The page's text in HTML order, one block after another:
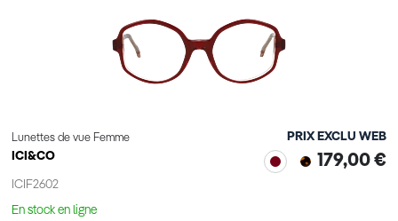
Lunettes de vue Femme
ICI&CO
ICIF2602
PRIX EXCLU WEB
179,00 €
En stock en ligne